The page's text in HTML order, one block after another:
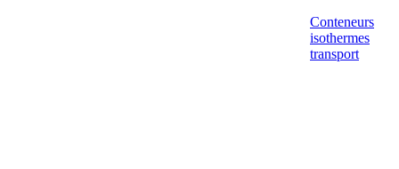
Conteneurs
isothermes
transport